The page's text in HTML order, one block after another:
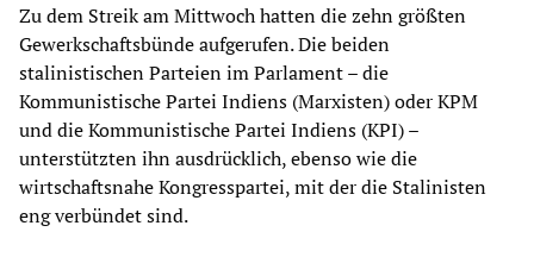
Zu dem Streik am Mittwoch hatten die zehn größten
Gewerkschaftsbünde aufgerufen. Die beiden
stalinistischen Parteien im Parlament – die
Kommunistische Partei Indiens (Marxisten) oder KPM
und die Kommunistische Partei Indiens (KPI) –
unterstützten ihn ausdrücklich, ebenso wie die
wirtschaftsnahe Kongresspartei, mit der die Stalinisten
eng verbündet sind.